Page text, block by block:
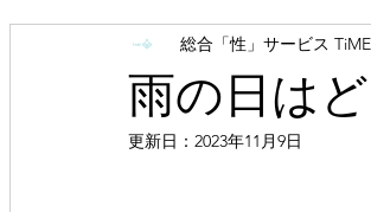
「性」関係 配信関係 イベン
災害対策関係 目標 2026年
雨の日は
総合「性」サービス
更新日： 2023年11月9日